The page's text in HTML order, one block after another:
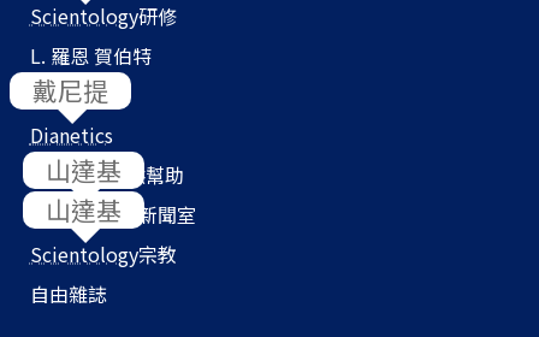
Scientology研修
L. 羅恩 賀伯特
教會搜尋器
Dianetics
我們如何提供幫助
Scientology
新聞室
Scientology宗教
自由雜誌